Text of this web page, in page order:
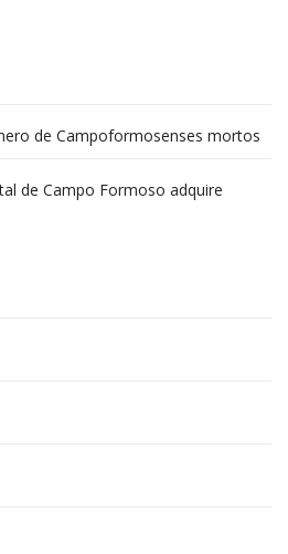
de Campoformosenses mortos
em desabamentos são
de Campo Formoso adquire